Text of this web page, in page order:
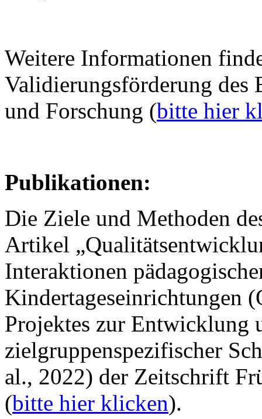
Weitere Informationen
Validierungsförderung
und Forschung (bitte hier
Publikationen:
Die Ziele und Methoden
Artikel
Interaktionen
Kindertageseinrichtungen
Projektes zur Entwicklung
zielgruppenspezifischer
al., 2022) der Zeitschrift
(bitte hier klicken).